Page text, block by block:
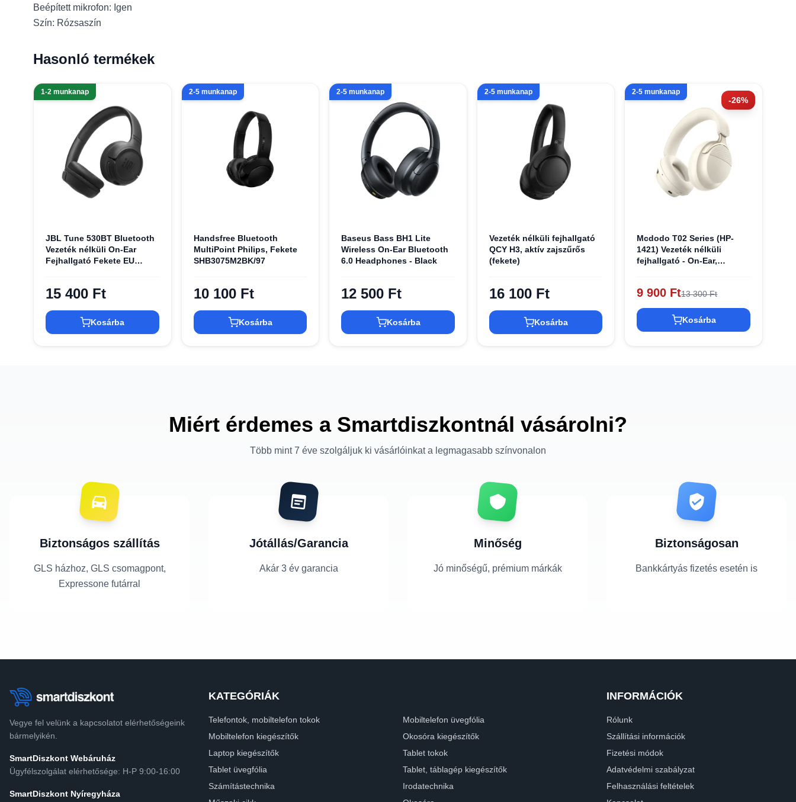
Beépített mikrofon: Igen
Szín: Rózsaszín
Hasonló termékek
1-2 munkanap
JBL Tune 530BT Bluetooth
Vezeték nélküli On-Ear
Fejhallgató Fekete EU
15 400 Ft
Kosárba
2-5 munkanap
Handsfree Bluetooth
MultiPoint Philips, Fekete
SHB3075M2BK/97
10 100 Ft
Kosárba
2-5 munkanap
Baseus Bass BH1 Lite
Wireless On-Ear Bluetooth
6.0 Headphones - Black
12 500 Ft
Kosárba
2-5 munkanap
Vezeték nélküli fejhallgató
QCY H3, aktív zajszűrős
(fekete)
16 100 Ft
Kosárba
-26%
2-5 munkanap
Mcdodo T02 Series (HP-
1421) Vezeték nélküli
fejhallgató - On-Ear,
9 900 Ft13 300 Ft
Kosárba
Miért érdemes a Smartdiszkontnál vásárolni?
Több mint 7 éve szolgáljuk ki vásárlóinkat a legmagasabb színvonalon
Biztonságos szállítás
GLS házhoz, GLS csomagpont,
Expressone futárral
Jótállás/Garancia
Akár 3 év garancia
Minőség
Jó minőségű, prémium márkák
Biztonságosan
Bankkártyás fizetés esetén is
Vegye fel velünk a kapcsolatot elérhetőségeink
bármelyikén.
SmartDiszkont Webáruház
Ügyfélszolgálat elérhetősége: H-P 9:00-16:00
SmartDiszkont Nyíregyháza
KATEGÓRIÁK
Telefontok, mobiltelefon tokok
Mobiltelefon üvegfólia
Mobiltelefon kiegészítők
Okosóra kiegészítők
Laptop kiegészítők
Tablet tokok
Tablet üvegfólia
Tablet, táblagép kiegészítők
Számítástechnika
Irodatechnika
INFORMÁCIÓK
Rólunk
Szállítási információk
Fizetési módok
Adatvédelmi szabályzat
Felhasználási feltételek